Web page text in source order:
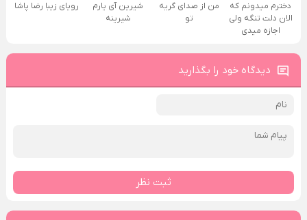
دخترم میدونم که
الان دلت تنگه ولی
اجازه میدی
من از صدای گريه
تو
شیرین آی یارم
شیرینه
رویای زیبا رضا پاشا
دیدگاه خود را بگذارید
ثبت نظر